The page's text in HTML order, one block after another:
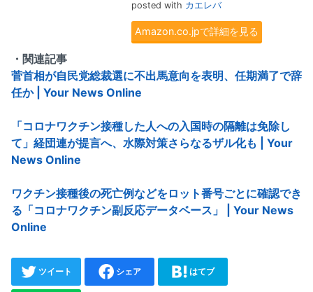
posted with カエレバ
Amazon.co.jpで詳細を見る
・関連記事
菅首相が自民党総裁選に不出馬意向を表明、任期満了で辞
任か | Your News Online
「コロナワクチン接種した人への入国時の隔離は免除し
て」経団連が提言へ、水際対策さらなるザル化も | Your
News Online
ワクチン接種後の死亡例などをロット番号ごとに確認でき
る「コロナワクチン副反応データベース」 | Your News
Online
ツイート シェア はてブ